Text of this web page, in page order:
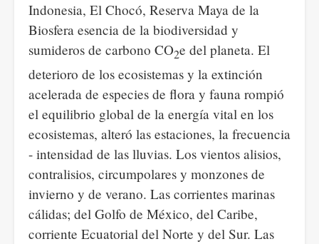
Indonesia, El Chocó, Reserva Maya de la
Biosfera esencia de la biodiversidad y
sumideros de carbono CO2e del planeta. El
deterioro de los ecosistemas y la extinción
acelerada de especies de flora y fauna rompió
el equilibrio global de la energía vital en los
ecosistemas, alteró las estaciones, la frecuencia
- intensidad de las lluvias. Los vientos alisios,
contralisios, circumpolares y monzones de
invierno y de verano. Las corrientes marinas
cálidas; del Golfo de México, del Caribe,
corriente Ecuatorial del Norte y del Sur. Las